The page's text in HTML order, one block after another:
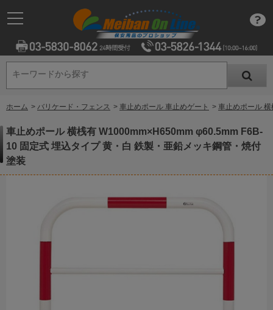
キーワードから探す
キーワードから探す
ホーム > バリケード・フェンス > 車止めポール 車止めゲート > 車止めポール
車止めポール 横桟有 W1000mm×H650mm φ60.5mm F6B-
10 固定式 埋込タイプ 黄・白 鉄製・亜鉛メッキ鋼管・焼付
塗装